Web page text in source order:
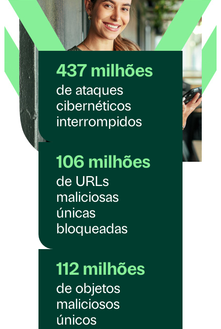
437 milhões
de ataques
cibernéticos
interrompidos
106 milhões
de URLs
maliciosas
únicas
bloqueadas
112 milhões
de objetos
maliciosos
únicos